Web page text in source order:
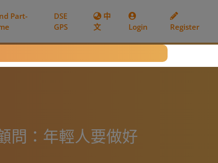
Part-
DSE
GPS
中
文
Login Register
問：年輕人要做好